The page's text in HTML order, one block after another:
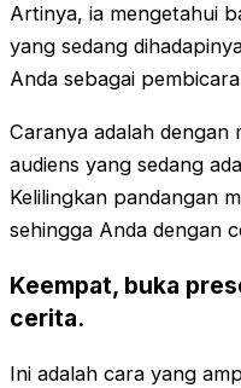
Artinya, ia mengetahui
yang sedang
Anda sebagai
Caranya adalah
audiens yang sedang
Kelilingkan pandangan
sehingga Anda dengan
Keempat, buka
cerita.
Ini adalah cara yang